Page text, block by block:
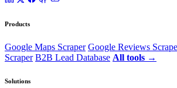
Products
Google Maps Scraper Google Reviews
Scraper B2B Lead Database All tools →
Solutions